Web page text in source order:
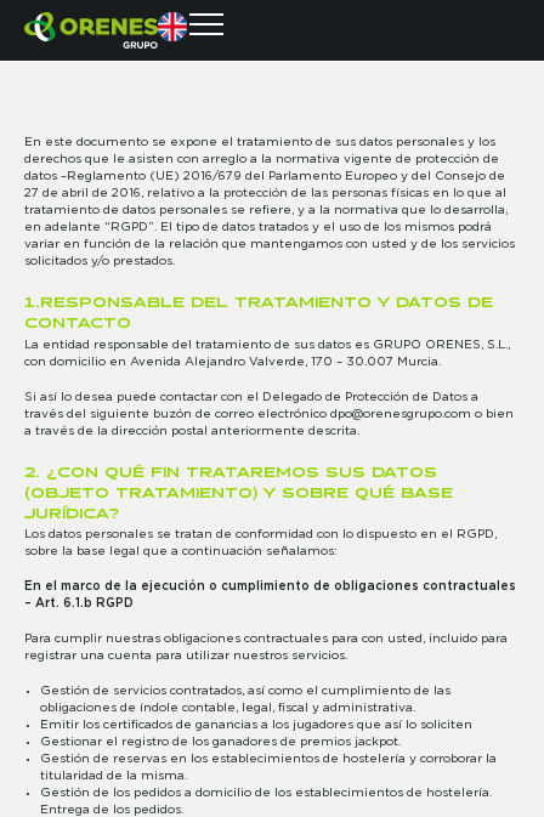
En este documento se expone el tratamiento de sus datos personales y los
derechos que le asisten con arreglo a la normativa vigente de protección de
datos –Reglamento (UE) 2016/679 del Parlamento Europeo y del Consejo de
27 de abril de 2016, relativo a la protección de las personas físicas en lo que al
tratamiento de datos personales se refiere, y a la normativa que lo desarrolla,
en adelante “RGPD”. El tipo de datos tratados y el uso de los mismos podrá
variar en función de la relación que mantengamos con usted y de los servicios
solicitados y/o prestados.
1.RESPONSABLE DEL TRATAMIENTO Y DATOS DE
CONTACTO
La entidad responsable del tratamiento de sus datos es GRUPO ORENES, S.L.,
con domicilio en Avenida Alejandro Valverde, 170 – 30.007 Murcia.
Si así lo desea puede contactar con el Delegado de Protección de Datos a
través del siguiente buzón de correo electrónico dpo@orenesgrupo.com o bien
a través de la dirección postal anteriormente descrita.
2. ¿CON QUÉ FIN TRATAREMOS SUS DATOS
(OBJETO TRATAMIENTO) Y SOBRE QUÉ BASE
JURÍDICA?
Los datos personales se tratan de conformidad con lo dispuesto en el RGPD,
sobre la base legal que a continuación señalamos:
En el marco de la ejecución o cumplimiento de obligaciones contractuales
– Art. 6.1.b RGPD
Para cumplir nuestras obligaciones contractuales para con usted, incluido para
registrar una cuenta para utilizar nuestros servicios.
Gestión de servicios contratados, así como el cumplimiento de las
obligaciones de índole contable, legal, fiscal y administrativa.
Emitir los certificados de ganancias a los jugadores que así lo soliciten
Gestionar el registro de los ganadores de premios jackpot.
Gestión de reservas en los establecimientos de hostelería y corroborar la
titularidad de la misma.
Gestión de los pedidos a domicilio de los establecimientos de hostelería.
Entrega de los pedidos.